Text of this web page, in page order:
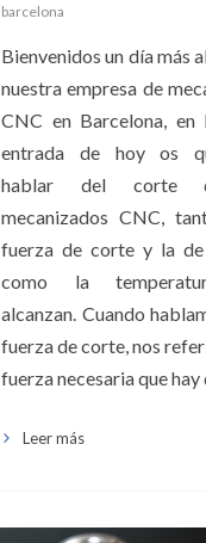
barcelona
Bienvenidos un día más
nuestra empresa de
CNC en Barcelona, en
entrada de hoy os
hablar del corte
mecanizados CNC,
fuerza de corte y la
como la
alcanzan. Cuando
fuerza de corte, nos
fuerza necesaria que hay
Leer más